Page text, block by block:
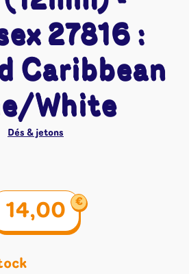
27816 :
Caribbean
White
Dés & jetons
14,00 €